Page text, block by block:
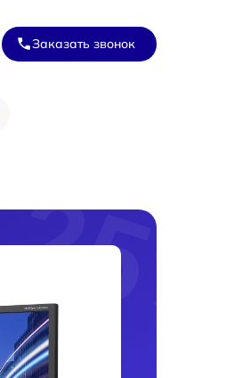
Заказать звонок